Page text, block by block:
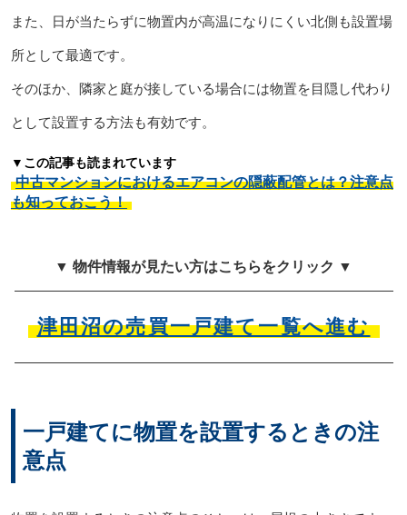
また、日が当たらずに物置内が高温になりにくい北側も設置場
所として最適です。
そのほか、隣家と庭が接している場合には物置を目隠し代わり
として設置する方法も有効です。
▼この記事も読まれています
中古マンションにおけるエアコンの隠蔽配管とは？注意点
も知っておこう！
▼ 物件情報が見たい方はこちらをクリック ▼
津田沼の売買一戸建て一覧へ進む
一戸建てに物置を設置するときの注
意点